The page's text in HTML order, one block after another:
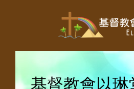
基督教會以琳